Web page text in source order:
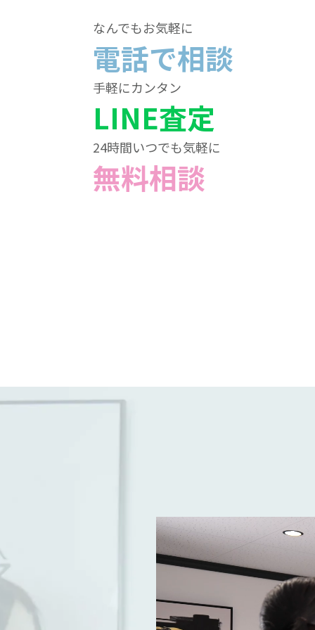
なんでもお気軽に
電話で相談
手軽にカンタン
LINE査定
24時間いつでも気軽に
無料相談